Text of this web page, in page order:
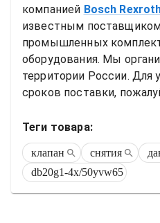
компанией Bosch
известным
промышленных
оборудования. Мы
территории России. Для
сроков поставки,
Теги товара:
клапан снятия
db20g1-4x/50yvw65